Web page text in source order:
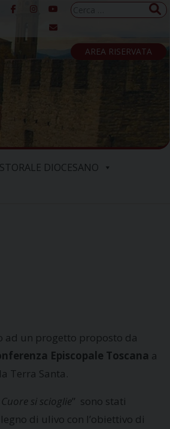
Ricerca
AREA RISERVATA
DIOCESANO
ad un progetto proposto da
Episcopale Toscana a
Terra Santa.
si scioglie” sono stati
di ulivo con l’obiettivo di